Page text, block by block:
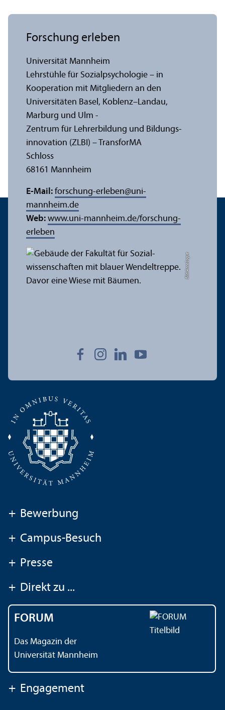
Bild: Anna Logue
Forschung erleben
Universität Mannheim
Lehr­stühle für Sozialpsychologie – in
Kooperation mit Mitgliedern an den
Universitäten Basel, Koblenz–Landau,
Marburg und Ulm -
Zentrum für Lehr­erbildung und Bildungs­
innovation (ZLBI) – Trans­forMA
Schloss
68161 Mannheim
E-Mail: forschung-erleben@uni-
mannheim.de
Web: www.uni-mannheim.de/forschung-
erleben
+ Bewerbung
+ Campus-Besuch
+ Presse
+ Direkt zu ...
FORUM
Das Magazin der
Universität Mannheim
+ Engagement